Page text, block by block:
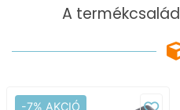
A
-7% AKCIÓ